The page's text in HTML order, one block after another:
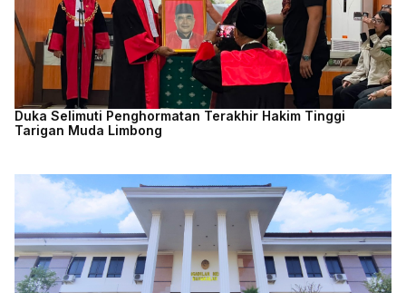
Duka Selimuti Penghormatan Terakhir Hakim Tinggi
Tarigan Muda Limbong